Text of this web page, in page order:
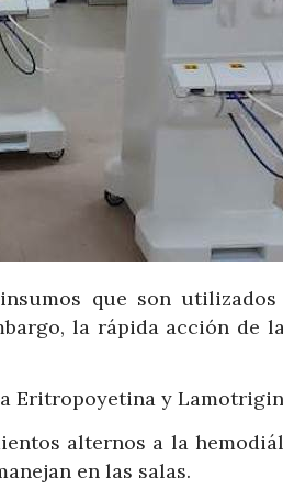
que son
la rápida acción de
Eritropoyetina y
alternos a la
en las salas.